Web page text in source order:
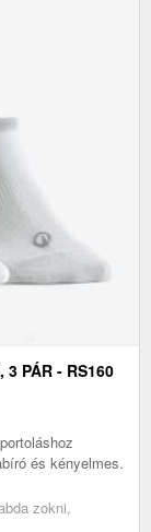
3 PÁR - RS160
és kényelmes.
zokni,